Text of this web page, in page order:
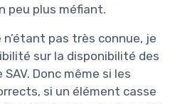
peu plus méfiant.
pas très connue, je
sur la disponibilité des
Donc même si les
si un élément casse